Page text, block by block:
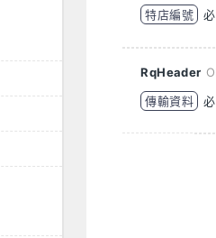
特店編號
RqHeader
傳輸資料